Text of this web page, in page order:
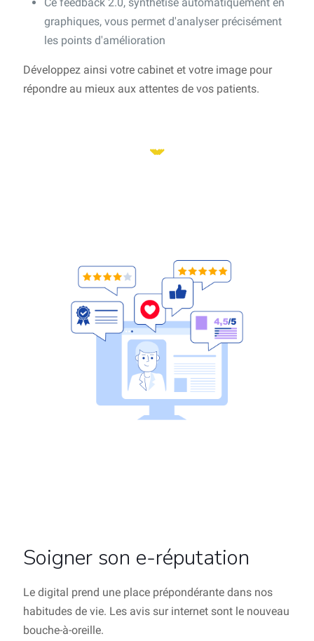
graphiques, vous permet d'analyser précisément
les points d'amélioration
Développez ainsi votre cabinet et votre image pour
répondre au mieux aux attentes de vos patients.
Soigner son e-réputation
Le digital prend une place prépondérante dans nos
habitudes de vie. Les avis sur internet sont le nouveau
bouche-à-oreille.